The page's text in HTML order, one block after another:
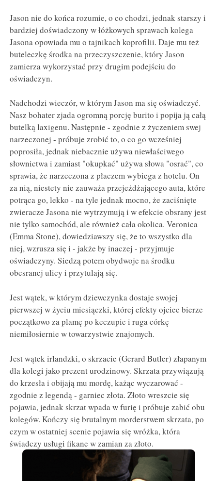
Jason nie do końca rozumie, o co chodzi, jednak starszy i
bardziej doświadczony w łóżkowych sprawach kolega
Jasona opowiada mu o tajnikach koprofilii. Daje mu też
buteleczkę środka na przeczyszczenie, który Jason
zamierza wykorzystać przy drugim podejściu do
oświadczyn.
Nadchodzi wieczór, w którym Jason ma się oświadczyć.
Nasz bohater zjada ogromną porcję burito i popija ją całą
butelką laxigenu. Następnie - zgodnie z życzeniem swej
narzeczonej - próbuje zrobić to, o co go wcześniej
poprosiła, jednak niebacznie używa niewłaściwego
słownictwa i zamiast "okupkać" używa słowa "osrać", co
sprawia, że narzeczona z płaczem wybiega z hotelu. On
za nią, niestety nie zauważa przejeżdżającego auta, które
potrąca go, lekko - na tyle jednak mocno, że zaciśnięte
zwieracze Jasona nie wytrzymują i w efekcie obsrany jest
nie tylko samochód, ale również cała okolica. Veronica
(Emma Stone), dowiedziawszy się, że to wszystko dla
niej, wzrusza się i - jakże by inaczej - przyjmuje
oświadczyny. Siedzą potem obydwoje na środku
obesranej ulicy i przytulają się.
Jest wątek, w którym dziewczynka dostaje swojej
pierwszej w życiu miesiączki, której efekty ojciec bierze
początkowo za plamę po keczupie i ruga córkę
niemiłosiernie w towarzystwie znajomych.
Jest wątek irlandzki, o skrzacie (Gerard Butler) złapanym
dla kolegi jako prezent urodzinowy. Skrzata przywiązują
do krzesła i obijają mu mordę, każąc wyczarować -
zgodnie z legendą - garniec złota. Złoto wreszcie się
pojawia, jednak skrzat wpada w furię i próbuje zabić obu
kolegów. Kończy się brutalnym morderstwem skrzata, po
czym w ostatniej scenie pojawia się wróżka, która
świadczy usługi fikane w zamian za złoto.